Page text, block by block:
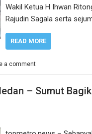
Wakil Ketua H Ihwan
Rajudin Sagala serta
READ MORE
a comment
– Sumut